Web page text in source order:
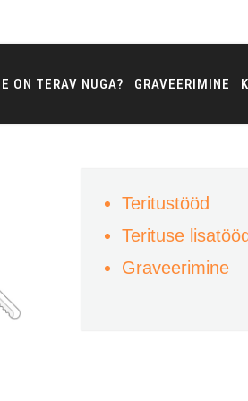
ON TERAV NUGA? GRAVEERIMINE
Teritustööd
Terituse lisatööd
Graveerimine